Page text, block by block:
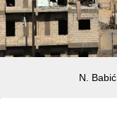
N. Babić